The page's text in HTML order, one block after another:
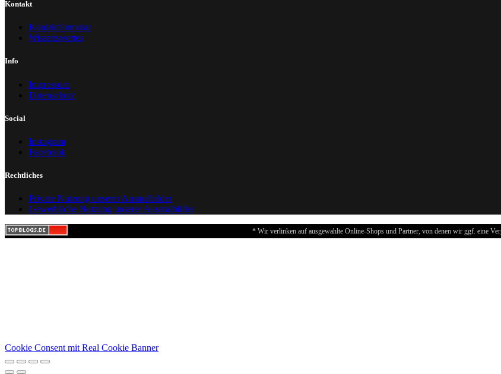
Kontakt
Kontaktformular
Wissenswertes
Info
Impressum
Datenschutz
Social
Instagram
Facebook
Rechtliches
Private Nutzung unserer Ausmalbilder
Gewerbliche Nutzung unserer Ausmalbilder
* Wir verlinken auf ausgewählte Online-Shops und Partner, von denen wir ggf. eine
Cookie Consent mit Real Cookie Banner